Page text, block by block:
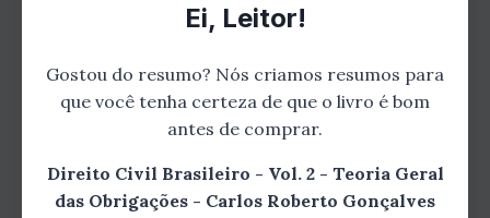
Ei, Leitor!
Gostou do resumo? Nós criamos resumos para
que você tenha certeza de que o livro é bom
antes de comprar.
Direito Civil Brasileiro - Vol. 2 - Teoria Geral
das Obrigações - Carlos Roberto Gonçalves